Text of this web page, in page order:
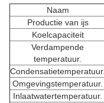
Naam
Productie van ijs
Koelcapaciteit
Verdampende
temperatuur.
Condensatietemperatuur.
Omgevingstemperatuur.
Inlaatwatertemperatuur.